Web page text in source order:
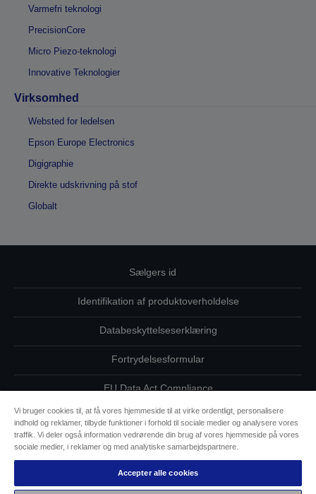
Varmefri teknologi
PrecisionCore
Micro Piezo-teknologi
Innovative Teknologier
Virksomhed
Websted for ledelsen
Epson Europe Electronics
Digigraphie
Direkte udskrivning på stof
Globalt
Sælgers id
Identifikation af produktoverholdelse
Databeskyttelseserklæring
Fortrydelsesformular
EU Data Act Compliance
Kontakt os vedrørende dine data
Oplysninger om cookies
Epsons forpligtelse til tilgængelighed
Vi bruger cookies til, at få vores hjemmeside til at virke ordentligt, personalisere
indhold og reklamer, tilbyde funktioner i forhold til sociale medier og analysere vores
traffik. Vi deler også information vedrørende din brug af vores hjemmeside på vores
sociale medier, i reklamer og med analytiske samarbejdspartnere.
Accepter alle cookies